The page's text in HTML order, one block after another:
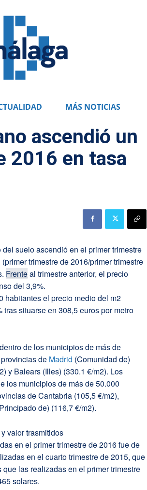
MÁS NOTICIAS
ascendió un
2016 en tasa
suelo ascendió en el primer trimestre
trimestre de 2016/primer trimestre
Frenteal trimestre anterior, el precio
del 3,9%.
habitantes el precio medio del m2
situarse en 308,5 euros por metro
de los municipios de más de
de Madrid (Comunidad de)
y Balears (Illes) (330.1 €/m2). Los
los municipios de más de 50.000
de Cantabria (105,5 €/m2),
de) (116,7 €/m2).
valor trasmitidos
en el primer trimestre de 2016 fue de
en el cuarto trimestre de 2015, que
las realizadas en el primer trimestre
solares.